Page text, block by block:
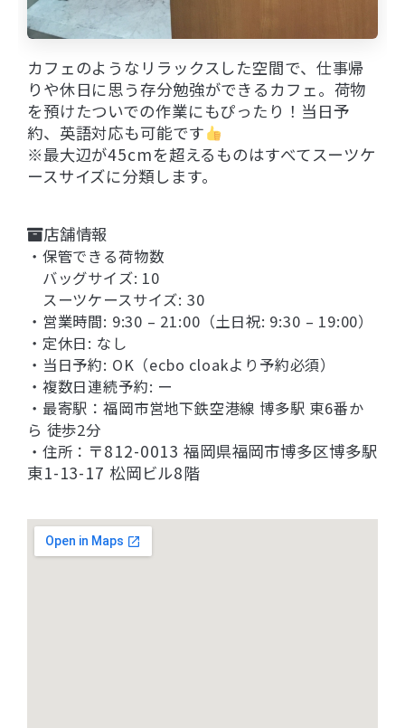
カフェのようなリラックスした空間で、仕事帰
りや休日に思う存分勉強ができるカフェ。荷物
を預けたついでの作業にもぴったり！当日予
約、英語対応も可能です
※最大辺が45cmを超えるものはすべてスーツケ
ースサイズに分類します。
店舗情報
・保管できる荷物数
バッグサイズ: 10
スーツケースサイズ: 30
・営業時間: 9:30 – 21:00（土日祝: 9:30 – 19:00）
・定休日: なし
・当日予約: OK（ecbo cloakより予約必須）
・複数日連続予約: ー
・最寄駅：福岡市営地下鉄空港線 博多駅 東6番か
ら 徒歩2分
・住所： 〒812-0013 福岡県福岡市博多区博多駅
東1-13-17 松岡ビル8階